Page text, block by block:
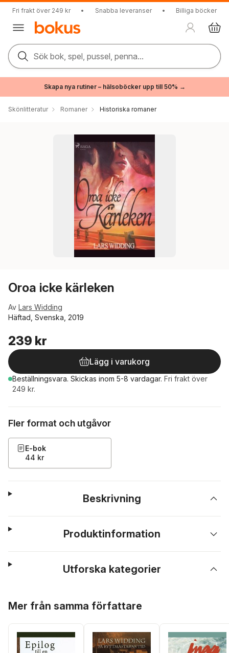
Fri frakt över 249 kr • Snabba leveranser • Billiga böcker
Sök bok, spel, pussel, penna...
Skapa nya rutiner – hälsoböcker upp till 50% →
Skönlitteratur Romaner Historiska romaner
Oroa icke kärleken
Av Lars Widding
Häftad, Svenska, 2019
239 kr
Lägg i varukorg
Beställningsvara. Skickas inom 5-8 vardagar. Fri frakt över
249 kr.
Fler format och utgåvor
E-bok
44 kr
Beskrivning
Produktinformation
Utforska kategorier
Mer från samma författare